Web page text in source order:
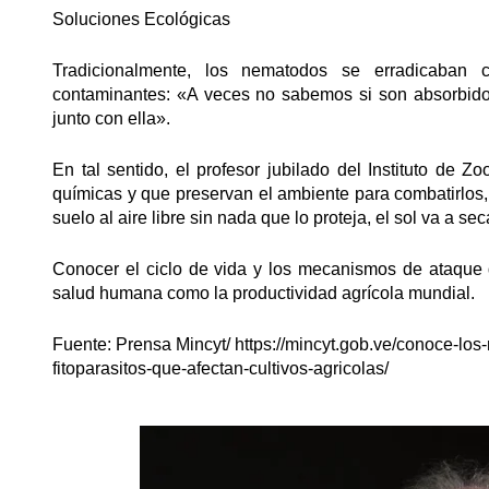
Soluciones Ecológicas
Tradicionalmente, los nematodos se
contaminantes: «A veces no sabemos si son
junto con ella».
En tal sentido, el profesor jubilado del Instituto de
químicas y que preservan el ambiente para
suelo al aire libre sin nada que lo proteja, el sol va a
Conocer el ciclo de vida y los mecanismos de
salud humana como la productividad agrícola mundial.
Fuente: Prensa Mincyt/ https://mincyt.gob.ve/conoce-
fitoparasitos-que-afectan-cultivos-agricolas/